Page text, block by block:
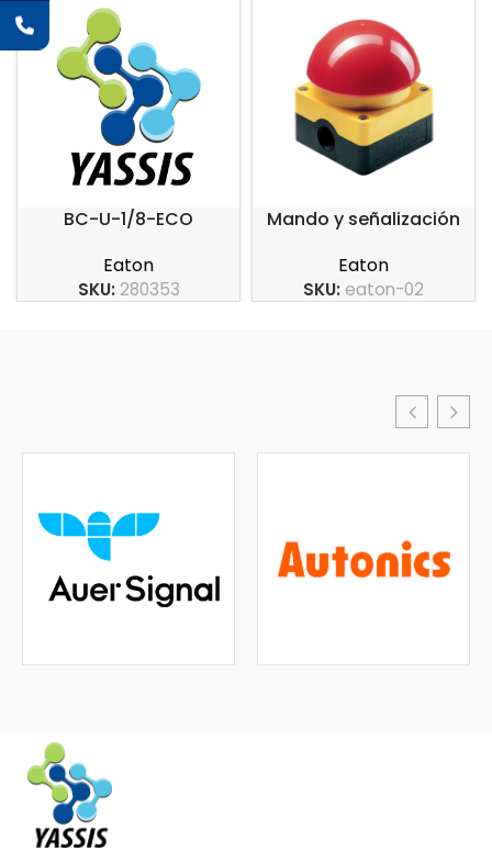
BC-U-1/8-ECO
Eaton
SKU:280353
Mando y señalización
Eaton
SKU: eaton-02